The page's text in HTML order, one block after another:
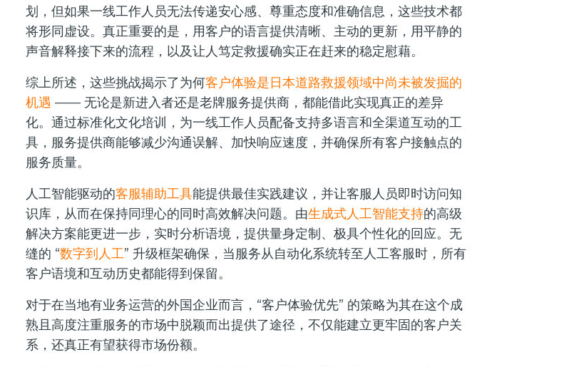
划，但如果一线工作人员无法传递安心感、尊重态度和准确信息，这些技术都
将形同虚设。真正重要的是，用客户的语言提供清晰、主动的更新，用平静的
声音解释接下来的流程，以及让人笃定救援确实正在赶来的稳定慰藉。
综上所述，这些挑战揭示了为何客户体验是日本道路救援领域中尚未被发掘的
机遇 —— 无论是新进入者还是老牌服务提供商，都能借此实现真正的差异
化。通过标准化文化培训，为一线工作人员配备支持多语言和全渠道互动的工
具，服务提供商能够减少沟通误解、加快响应速度，并确保所有客户接触点的
服务质量。
人工智能驱动的客服辅助工具能提供最佳实践建议，并让客服人员即时访问知
识库，从而在保持同理心的同时高效解决问题。由生成式人工智能支持的高级
解决方案能更进一步，实时分析语境，提供量身定制、极具个性化的回应。无
缝的 “数字到人工” 升级框架确保，当服务从自动化系统转至人工客服时，所有
客户语境和互动历史都能得到保留。
对于在当地有业务运营的外国企业而言，“客户体验优先” 的策略为其在这个成
熟且高度注重服务的市场中脱颖而出提供了途径，不仅能建立更牢固的客户关
系，还真正有望获得市场份额。